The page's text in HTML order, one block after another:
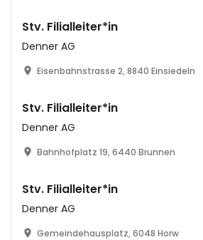
Stv. Filialleiter*in
Denner AG
Eisenbahnstrasse 2, 8840 Einsiedeln
Stv. Filialleiter*in
Denner AG
Bahnhofplatz 19, 6440 Brunnen
Stv. Filialleiter*in
Denner AG
Gemeindehausplatz, 6048 Horw